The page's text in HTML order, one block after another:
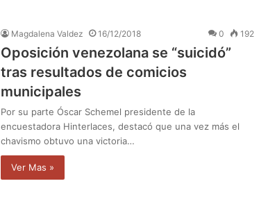
Magdalena Valdez 16/12/2018 0 192
Oposición venezolana se “suicidó”
tras resultados de comicios
municipales
Por su parte Óscar Schemel presidente de la
encuestadora Hinterlaces, destacó que una vez más el
chavismo obtuvo una victoria…
Ver Mas »